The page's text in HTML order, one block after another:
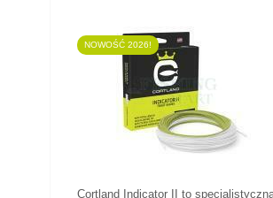
NOWOŚĆ 2026!
ZOBACZ PRODUKT
Cortland Indicator II to